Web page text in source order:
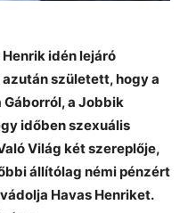
idén lejáró
született, hogy a
a Jobbik
időben szexuális
Világ két szereplője,
állítólag némi pénzért
Havas Henriket.